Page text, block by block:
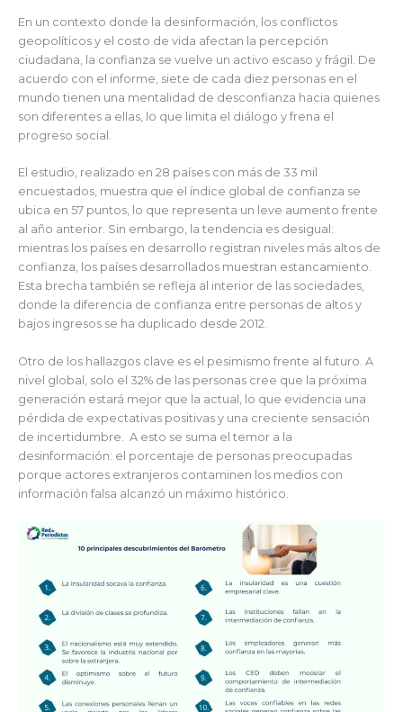
En un contexto donde la desinformación, los conflictos
geopolíticos y el costo de vida afectan la percepción
ciudadana, la confianza se vuelve un activo escaso y frágil. De
acuerdo con el informe, siete de cada diez personas en el
mundo tienen una mentalidad de desconfianza hacia quienes
son diferentes a ellas, lo que limita el diálogo y frena el
progreso social.
El estudio, realizado en 28 países con más de 33 mil
encuestados, muestra que el índice global de confianza se
ubica en 57 puntos, lo que representa un leve aumento frente
al año anterior. Sin embargo, la tendencia es desigual:
mientras los países en desarrollo registran niveles más altos de
confianza, los países desarrollados muestran estancamiento.
Esta brecha también se refleja al interior de las sociedades,
donde la diferencia de confianza entre personas de altos y
bajos ingresos se ha duplicado desde 2012.
Otro de los hallazgos clave es el pesimismo frente al futuro. A
nivel global, solo el 32% de las personas cree que la próxima
generación estará mejor que la actual, lo que evidencia una
pérdida de expectativas positivas y una creciente sensación
de incertidumbre. A esto se suma el temor a la
desinformación: el porcentaje de personas preocupadas
porque actores extranjeros contaminen los medios con
información falsa alcanzó un máximo histórico.